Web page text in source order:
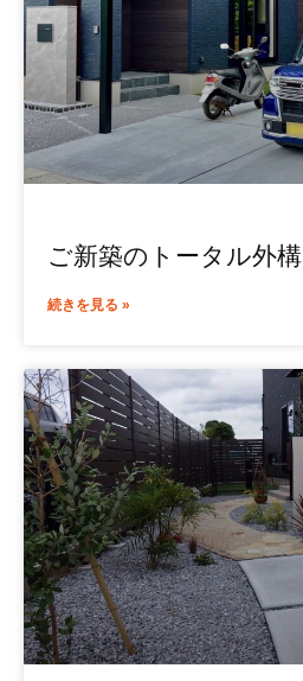
ご新築のトータル外構
続きを見る »